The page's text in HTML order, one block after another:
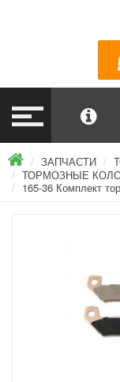
ЗАПЧАСТИ
ТОРМОЗНЫЕ
165-36 Комплект